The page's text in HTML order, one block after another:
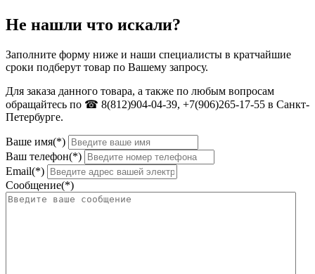
Не нашли что искали?
Заполните форму ниже и наши специалисты в кратчайшие
сроки подберут товар по Вашему запросу.
Для заказа данного товара, а также по любым вопросам
обращайтесь по ☎ 8(812)904-04-39, +7(906)265-17-55 в Санкт-
Петербурге.
Ваше имя(*)
Ваш телефон(*)
Email(*)
Сообщение(*)